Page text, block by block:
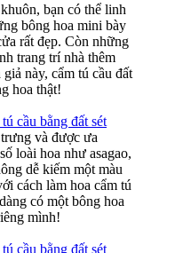
bạn có thể linh
bông hoa mini bày
rất đẹp. Còn những
trang trí nhà thêm
này, cẩm tú cầu đất
hoa thật!
và được ưa
loài hoa như asagao,
dễ kiếm một màu
cách làm hoa cẩm tú
có một bông hoa
mình!